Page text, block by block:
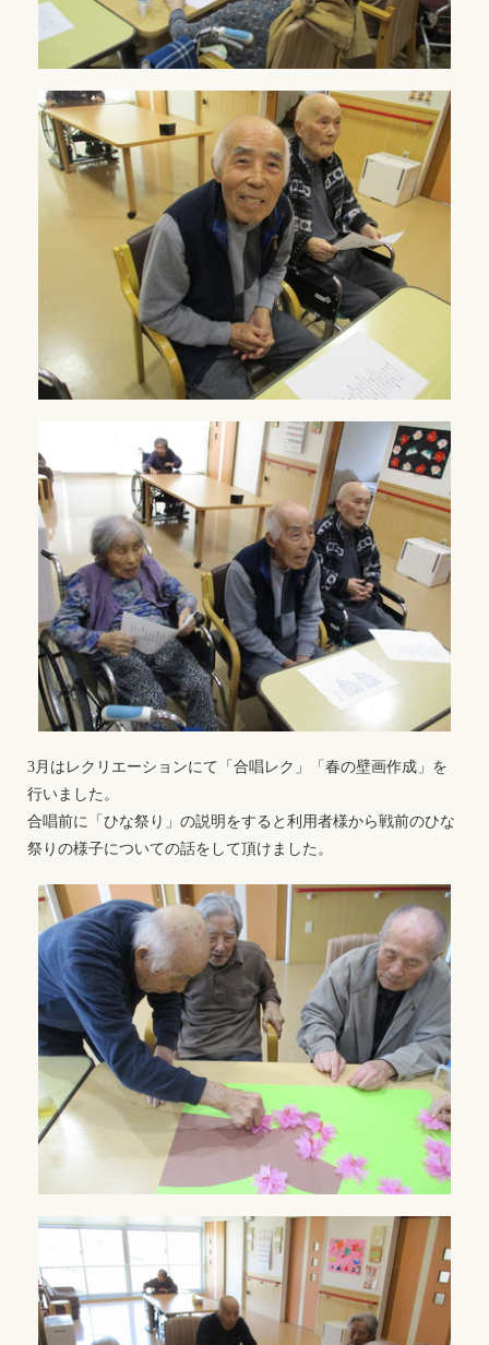
3月はレクリエーションにて「合唱レク」「春の壁画作成」を
行いました。
合唱前に「ひな祭り」の説明をすると利用者様から戦前のひな
祭りの様子についての話をして頂けました。